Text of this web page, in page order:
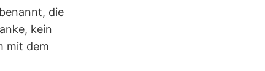
die
kein
mit dem